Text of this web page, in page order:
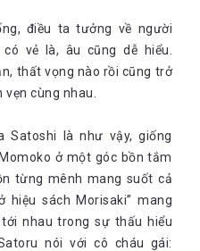
điều ta tưởng về người
vẻ là, âu cũng dễ hiểu.
thất vọng nào rồi cũng trở
cùng nhau.
Satoshi là như vậy, giống
ở một góc bồn tắm
từng mênh mang suốt cả
hiệu sách Morisaki” mang
nhau trong sự thấu hiểu
nói với cô cháu gái: